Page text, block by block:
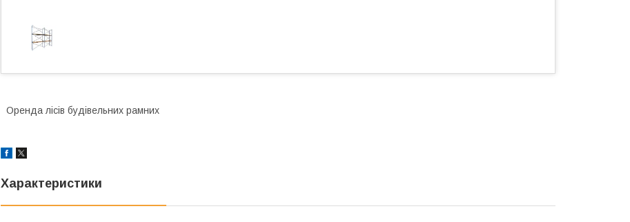
Оренда лісів будівельних рамних
Характеристики